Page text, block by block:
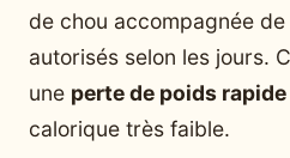
de chou accompagnée
autorisés selon les jours.
une perte de poids rapide
calorique très faible.